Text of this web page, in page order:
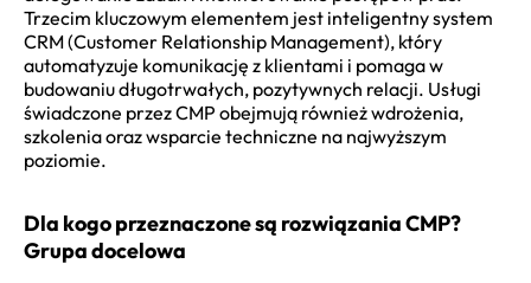
Trzecim kluczowym elementem jest inteligentny system
CRM (Customer Relationship Management), który
automatyzuje komunikację z klientami i pomaga w
budowaniu długotrwałych, pozytywnych relacji. Usługi
świadczone przez CMP obejmują również wdrożenia,
szkolenia oraz wsparcie techniczne na najwyższym
poziomie.
Dla kogo przeznaczone są rozwiązania CMP?
Grupa docelowa